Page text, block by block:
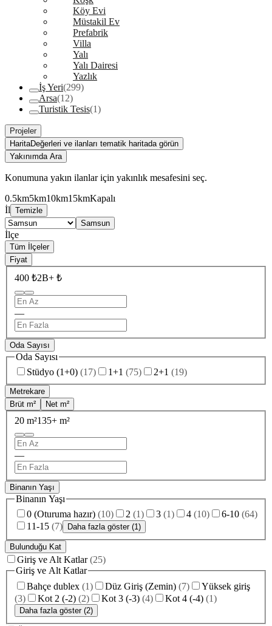
Köy Evi
Müstakil Ev
Prefabrik
Villa
Yalı
Yalı Dairesi
Yazlık
İş Yeri(299)
Arsa(12)
Turistik Tesis(1)
Projeler
HaritaDeğerleri ve ilanları tematik haritada görün
Yakınımda Ara
Konumuna yakın ilanlar için yakınlık mesafesini seç.
0.5km5km10km15kmKapalı
İl Temizle
Samsun
İlçe
Tüm İlçeler
Fiyat
400 ₺2B+ ₺
—
Oda Sayısı
Oda Sayısı
Stüdyo (1+0) (17) 1+1 (75) 2+1 (19)
Metrekare
Brüt m²
Net m²
20 m²135+ m²
—
Binanın Yaşı
Binanın Yaşı
0 (Oturuma hazır) (10) 2 (1) 3 (1) 4 (10) 6-10 (64)
11-15 (7) Daha fazla göster (1)
Bulunduğu Kat
Giriş ve Alt Katlar (25)
Giriş ve Alt Katlar
Bahçe dublex (1) Düz Giriş (Zemin) (7)
Yüksek giriş
(3) Kot 2 (-2) (2) Kot 3 (-3) (4) Kot 4 (-4) (1)
Daha fazla göster (2)